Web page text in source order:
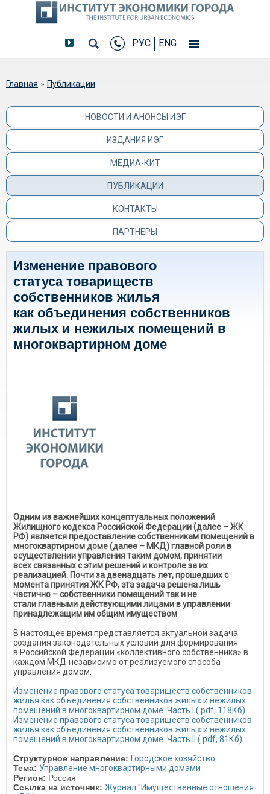
РУС ENG
Вы здесь
Главная » Публикации
НОВОСТИ И АНОНСЫ ИЭГ
ИЗДАНИЯ ИЭГ
МЕДИА-КИТ
ПУБЛИКАЦИИ
КОНТАКТЫ
ПАРТНЕРЫ
Изменение правового
статуса товариществ
собственников жилья
как объединения собственников
жилых и нежилых помещений в
многоквартирном доме
Одним из важнейших концептуальных положений
Жилищного кодекса Российской Федерации (далее – ЖК
РФ) является предоставление собственникам помещений в
многоквартирном доме (далее – МКД) главной роли в
осуществлении управления таким домом, принятии
всех связанных с этим решений и контроле за их
реализацией. Почти за двенадцать лет, прошедших с
момента принятия ЖК РФ, эта задача решена лишь
частично – собственники помещений так и не
стали главными действующими лицами в управлении
принадлежащим им общим имуществом
В настоящее время представляется актуальной задача
создания законодательных условий для формирования
в Российской Федерации «коллективного собственника» в
каждом МКД независимо от реализуемого способа
управления домом.
Изменение правового статуса товариществ собственников
жилья как объединения собственников жилых и нежилых
помещений в многоквартирном доме. Часть I (.pdf, 118Кб)
Изменение правового статуса товариществ собственников
жилья как объединения собственников жилых и нежилых
помещений в многоквартирном доме. Часть II (.pdf, 81Кб)
Структурное направление: Городское хозяйство
Тема: Управление многоквартирными домами
Регион: Россия
Ссылка на источник: Журнал "Имущественные отношения